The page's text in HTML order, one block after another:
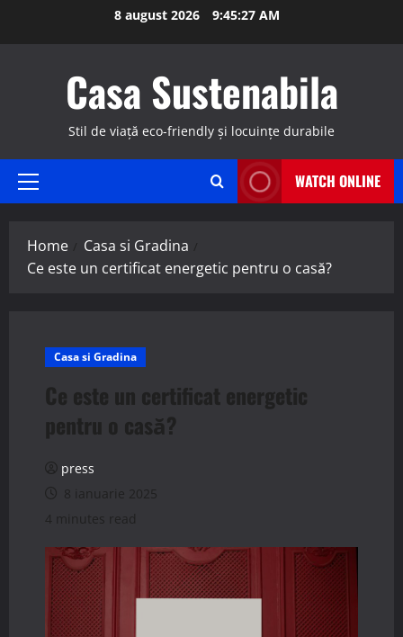
8 august 2026 9:45:28 AM
Casa Sustenabila
Stil de viață eco-friendly și locuințe durabile
Primary
WATCH ONLINE
Home
Casa si Gradina
Ce este un certificat energetic pentru o casă?
Casa si Gradina
Ce este un certificat energetic
pentru o casă?
press
8 ianuarie 2025
4 minutes read